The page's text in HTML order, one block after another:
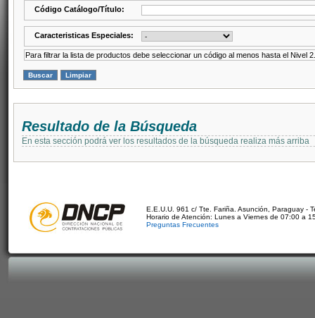
Código Catálogo/Título:
Caracteristicas Especiales:
Para filtrar la lista de productos debe seleccionar un código al menos hasta el Nivel 2.
Resultado de la Búsqueda
En esta sección podrá ver los resultados de la búsqueda realiza más arriba
E.E.U.U. 961 c/ Tte. Fariña. Asunción, Paraguay -
Horario de Atención: Lunes a Viernes de 07:00 a
Preguntas Frecuentes